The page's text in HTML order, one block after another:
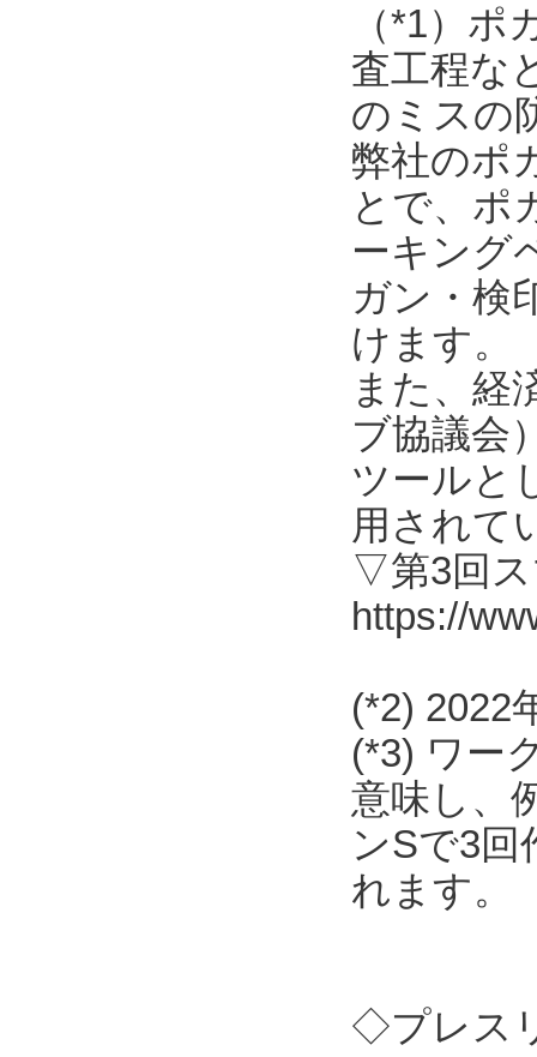
（*1）
査工程な
のミスの
弊社のポ
とで、ポ
ーキング
ガン・検
けます。
また、経
ブ協議会
ツールと
用されて
▽第3回ス
https://
(*2) 2022
(*3) ワー
意味し、
ンSで3回
れます。
◇プレス